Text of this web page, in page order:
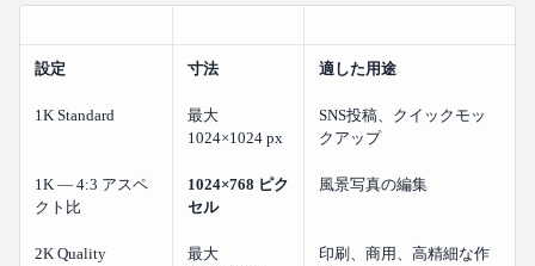
設定 寸法 適した用途
1K Standard
最大
1024×1024 px
SNS投稿、クイックモッ
クアップ
1K — 4:3 アスペ
クト比
1024×768 ピク
セル
風景写真の編集
2K Quality
最大
印刷、商用、高精細な作